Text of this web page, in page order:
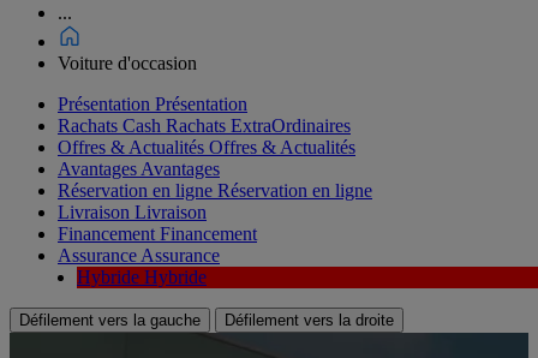
...
Voiture d'occasion
Présentation Présentation
Rachats Cash Rachats ExtraOrdinaires
Offres & Actualités Offres & Actualités
Avantages Avantages
Réservation en ligne Réservation en ligne
Livraison Livraison
Financement Financement
Assurance Assurance
Hybride Hybride
Défilement vers la gauche Défilement vers la droite